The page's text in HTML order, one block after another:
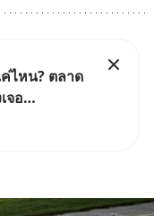
ไหน? ตลาด
จอ
าที่คิด และ
ฐกิจไทย